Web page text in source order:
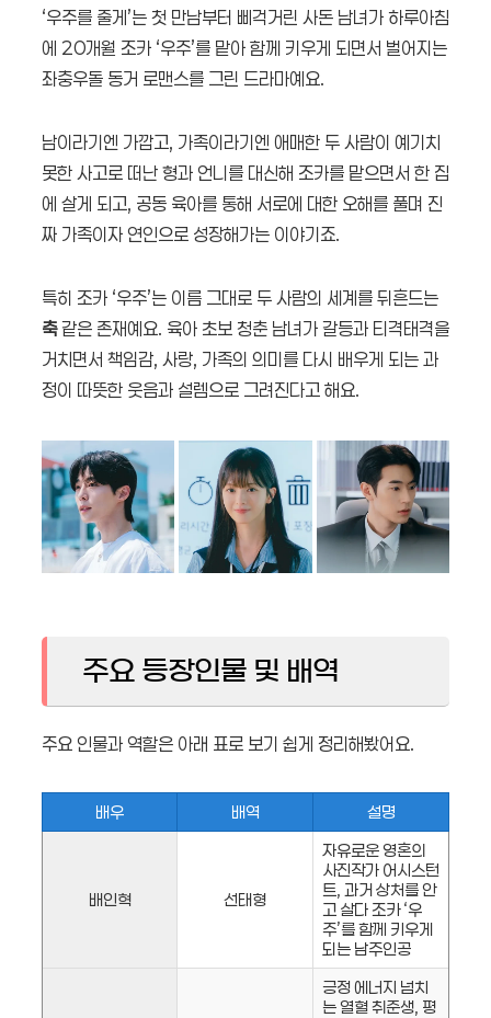
‘우주를 줄게’는 첫 만남부터 삐걱거린 사돈 남녀가 하루아침
에 20개월 조카 ‘우주’를 맡아 함께 키우게 되면서 벌어지는
좌충우돌 동거 로맨스를 그린 드라마예요.
남이라기엔 가깝고, 가족이라기엔 애매한 두 사람이 예기치
못한 사고로 떠난 형과 언니를 대신해 조카를 맡으면서 한 집
에 살게 되고, 공동 육아를 통해 서로에 대한 오해를 풀며 진
짜 가족이자 연인으로 성장해가는 이야기죠.
특히 조카 ‘우주’는 이름 그대로 두 사람의 세계를 뒤흔드는
축같은 존재예요. 육아 초보 청춘 남녀가 갈등과 티격태격을
거치면서 책임감, 사랑, 가족의 의미를 다시 배우게 되는 과
정이 따뜻한 웃음과 설렘으로 그려진다고 해요.
주요 등장인물 및 배역
주요 인물과 역할은 아래 표로 보기 쉽게 정리해봤어요.
배우 배역 설명
배인혁 선태형
자유로운 영혼의
사진작가 어시스턴
트, 과거 상처를 안
고 살다 조카 ‘우
주’를 함께 키우게
되는 남주인공
긍정 에너지 넘치
는 열혈 취준생, 평